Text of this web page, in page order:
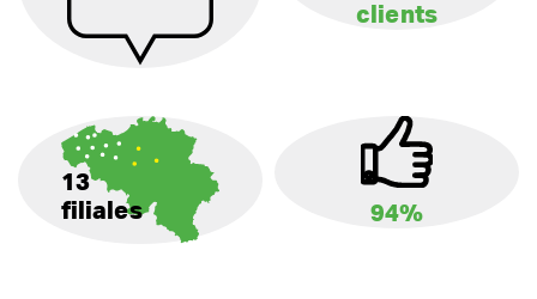
clients
13
filiales
94%